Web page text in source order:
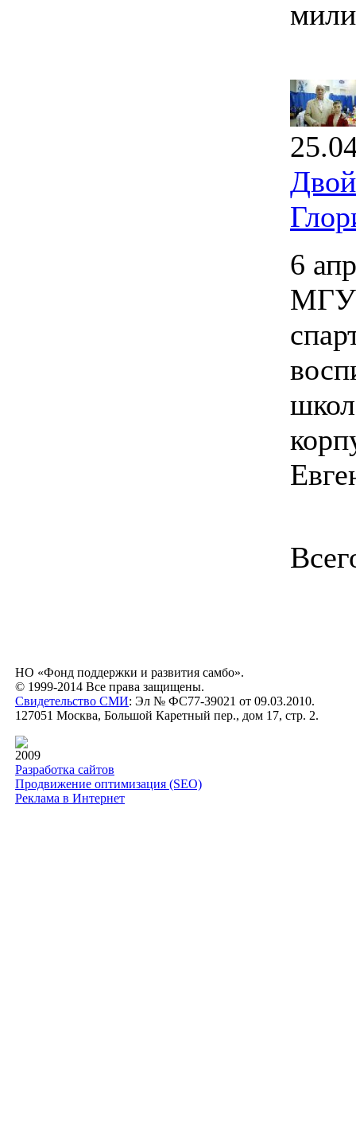
6
НО «Фонд поддержки и развития самбо».
© 1999-2014 Все права защищены.
Свидетельство СМИ: Эл № ФС77-39021 от 09.03.2010.
127051 Москва, Большой Каретный пер., дом 17, стр. 2.
2009
Разработка сайтов
Продвижение оптимизация (SEO)
Реклама в Интернет